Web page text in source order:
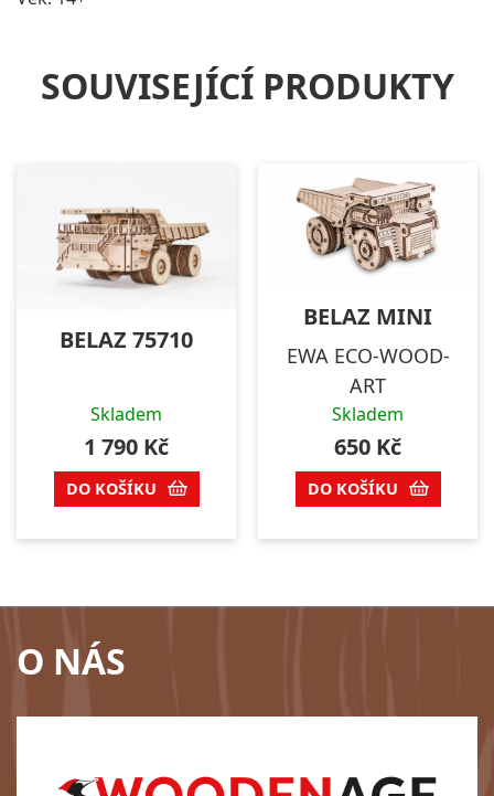
SOUVISEJÍCÍ PRODUKTY
BELAZ 75710
Skladem
1 790 Kč
DO KOŠÍKU
BELAZ MINI
EWA ECO-WOOD-
ART
Skladem
650 Kč
DO KOŠÍKU
O NÁS